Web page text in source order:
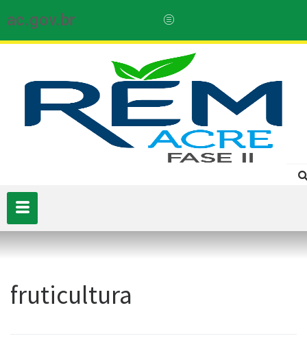
ac.gov.br
fruticultura